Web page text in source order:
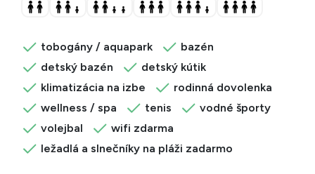
tobogány / aquapark
bazén
detský bazén
detský kútik
klimatizácia na izbe
rodinná dovolenka
wellness / spa
tenis
vodné športy
volejbal
wifi zdarma
ležadlá a slnečníky na pláži zadarmo